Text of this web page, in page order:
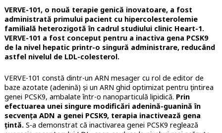
VERVE-101, o nouă terapie genică inovatoare, a fost
administrată primului pacient cu hipercolesterolemie
familială heterozigotă în cadrul studiului clinic Heart-1.
VERVE-101 a fost conceput pentru a inactiva gena PCSK9
de la nivel hepatic printr-o singură administrare, reducând
astfel nivelul de LDL-colesterol.
VERVE-101 constă dintr-un ARN mesager cu rol de editor de
baze azotate (adenină) și un ARN ghid optimizat pentru țintirea
genei PCSK9, ambalate într-o nanoparticulă lipidică. Prin
efectuarea unei singure modificări adenină-guanină în
secvența ADN a genei PCSK9, terapia inactivează gena
țintă.S-a demonstrat că inactivarea genei PCSK9 reglează